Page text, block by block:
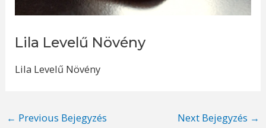
Lila Levelű Növény
Lila Levelű Növény
Post
← Previous Bejegyzés Next Bejegyzés →